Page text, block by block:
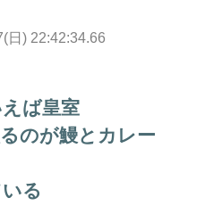
日) 22:42:34.66
ば皇室
のが鰻とカレー
る